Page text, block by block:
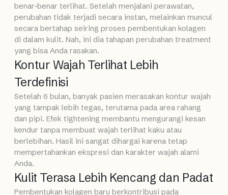
benar-benar terlihat. Setelah menjalani perawatan,
perubahan tidak terjadi secara instan, melainkan muncul
secara bertahap seiring proses pembentukan kolagen
di dalam kulit. Nah, ini dia tahapan perubahan treatment
yang bisa Anda rasakan.
Kontur Wajah Terlihat Lebih
Terdefinisi
Setelah 6 bulan, banyak pasien merasakan kontur wajah
yang tampak lebih tegas, terutama pada area rahang
dan pipi. Efek tightening membantu mengurangi kesan
kendur tanpa membuat wajah terlihat kaku atau
berlebihan. Hasil ini sangat dihargai karena tetap
mempertahankan ekspresi dan karakter wajah alami
Anda.
Kulit Terasa Lebih Kencang dan Padat
Pembentukan kolagen baru berkontribusi pada